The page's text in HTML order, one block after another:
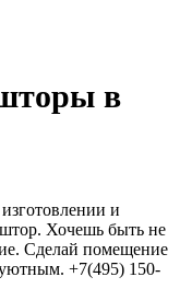
в
и
Хочешь быть не
Сделай помещение
+7(495) 150-